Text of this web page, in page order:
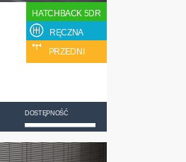
HATCHBACK 5DR
RĘCZNA
PRZEDNI
DOSTĘPNOŚĆ